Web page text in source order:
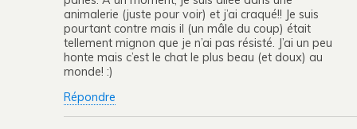
animalerie (juste pour voir) et j’ai craqué!! Je suis
pourtant contre mais il (un mâle du coup) était
tellement mignon que je n’ai pas résisté. J’ai un peu
honte mais c’est le chat le plus beau (et doux) au
monde! :)
Répondre